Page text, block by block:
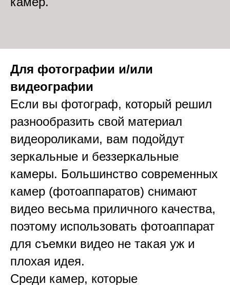
Для фотографии и/или
видеографии
Если вы фотограф, который решил
разнообразить свой материал
видеороликами, вам подойдут
зеркальные и беззеркальные
камеры. Большинство современных
камер (фотоаппаратов) снимают
видео весьма приличного качества,
поэтому использовать фотоаппарат
для съемки видео не такая уж и
плохая идея.
Среди камер, которые